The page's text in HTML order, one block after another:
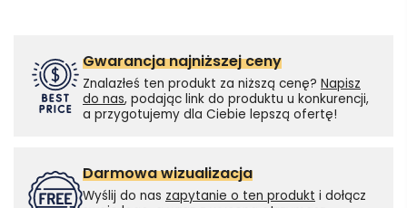
Gwarancja najniższej ceny
Znalazłeś ten produkt za niższą cenę? Napisz
do nas, podając link do produktu u konkurencji,
a przygotujemy dla Ciebie lepszą ofertę!
Darmowa wizualizacja
Wyślij do nas zapytanie o ten produkt i dołącz